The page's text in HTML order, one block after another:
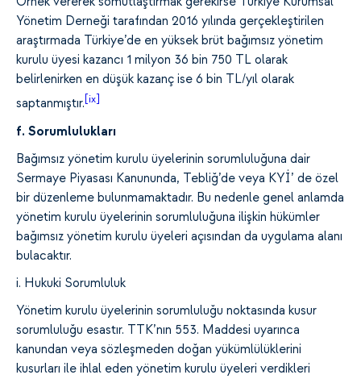
Yönetim Derneği tarafından 2016 yılında gerçekleştirilen
araştırmada Türkiye’de en yüksek brüt bağımsız yönetim
kurulu üyesi kazancı 1 milyon 36 bin 750 TL olarak
belirlenirken en düşük kazanç ise 6 bin TL/yıl olarak
saptanmıştır. [ix]
f. Sorumlulukları
Bağımsız yönetim kurulu üyelerinin sorumluluğuna dair
Sermaye Piyasası Kanununda, Tebliğ’de veya KYİ’ de özel
bir düzenleme bulunmamaktadır. Bu nedenle genel anlamda
yönetim kurulu üyelerinin sorumluluğuna ilişkin hükümler
bağımsız yönetim kurulu üyeleri açısından da uygulama alanı
bulacaktır.
i. Hukuki Sorumluluk
Yönetim kurulu üyelerinin sorumluluğu noktasında kusur
sorumluluğu esastır. TTK’nın 553. Maddesi uyarınca
kanundan veya sözleşmeden doğan yükümlülüklerini
kusurları ile ihlal eden yönetim kurulu üyeleri verdikleri